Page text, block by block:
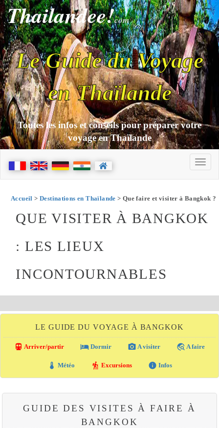
Thailandee!com
Le Guide du Voyage
en Thaïlande
Toutes les infos et conseils pour préparer votre
voyage en Thaïlande
Accueil > Destinations en Thaïlande > Que faire et visiter à Bangkok ?
QUE VISITER À BANGKOK
: LES LIEUX
INCONTOURNABLES
LE GUIDE DU VOYAGE À BANGKOK
directions_transit Arriver/partir local_hotel Dormir photo_camera A visiter travel_explore A faire
thermostat Météo hiking Excursions info Infos
GUIDE DES VISITES À FAIRE À
BANGKOK